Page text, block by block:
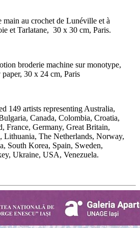
main au crochet de Lunéville et à
et Tarlatane, 30 x 30 cm, Paris.
broderie machine sur monotype,
paper, 30 x 24 cm, Paris
149 artists representing Australia,
Canada, Colombia, Croatia,
France, Germany, Great Britain,
Lithuania, The Netherlands, Norway,
South Korea, Spain, Sweden,
Ukraine, USA, Venezuela.